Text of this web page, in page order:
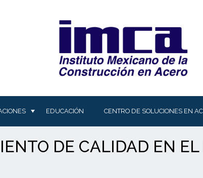
EDUCACIÓN CENTRO DE SOLUCIONES EN
DE CALIDAD EN